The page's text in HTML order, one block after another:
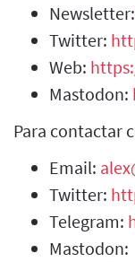
Newsletter:
Twitter:
Web:
Mastodon:
Para contactar
Email:
Twitter:
Telegram:
Mastodon: